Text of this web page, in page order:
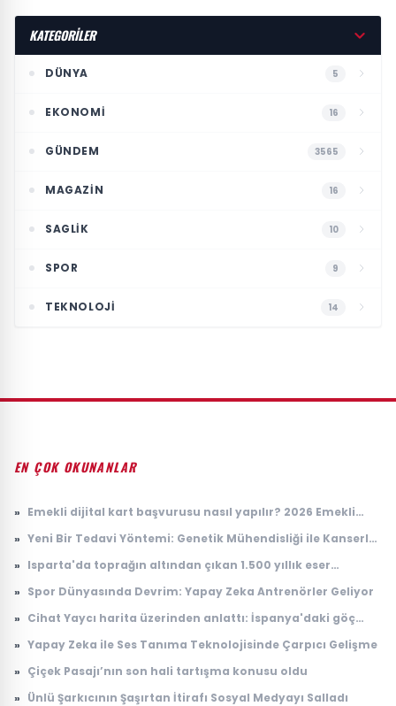
KATEGORİLER
DÜNYA 5
EKONOMI 16
GÜNDEM 3565
MAGAZIN 16
SAGLIK 10
SPOR 9
TEKNOLOJI 14
EN ÇOK OKUNANLAR
» Emekli dijital kart başvurusu nasıl yapılır? 2026 Emekli
» Yeni Bir Tedavi Yöntemi: Genetik Mühendisliği ile Kanserle
» Isparta'da toprağın altından çıkan 1.500 yıllık eser
» Spor Dünyasında Devrim: Yapay Zeka Antrenörler Geliyor
» Cihat Yaycı harita üzerinden anlattı: İspanya'daki göç
» Yapay Zeka ile Ses Tanıma Teknolojisinde Çarpıcı Gelişme
» Çiçek Pasajı’nın son hali tartışma konusu oldu
» Ünlü Şarkıcının Şaşırtan İtirafı Sosyal Medyayı Salladı